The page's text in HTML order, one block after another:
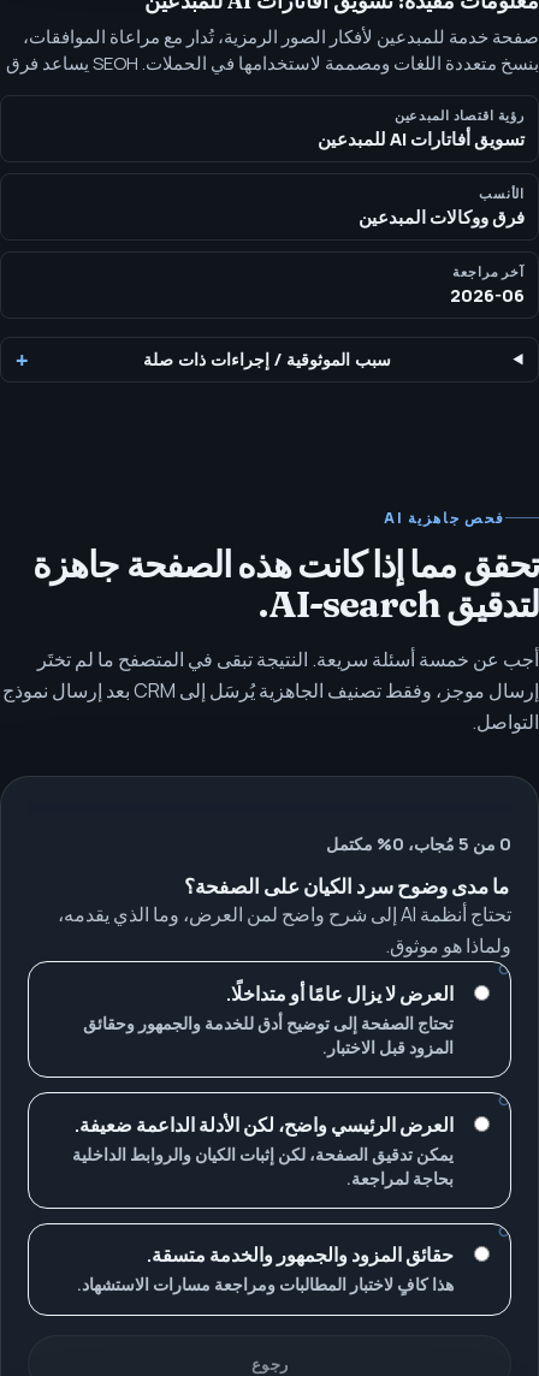
صفحة خدمة للمبدعين لأفكار الصور الرمزية، تُدار مع مراعاة الموافقات،
بنسخ متعددة اللغات ومصممة لاستخدامها في الحملات. SEOH يساعد فرق
المبدعين في تحديد مفاهيم الأفاتار، النصوص، حقوق الاستخدام، وخطط
القناة قبل إنتاج عينات أو توسيع النسخ.
رؤية اقتصاد المبدعين
تسويق أفاتارات AI للمبدعين
الأنسب
فرق ووكالات المبدعين
آخر مراجعة
2026-06
سبب الموثوقية /إجراءات ذات صلة
فحص جاهزية AI
تحقق مما إذا كانت هذه الصفحة جاهزة
لتدقيق AI-search.
أجب عن خمسة أسئلة سريعة. النتيجة تبقى في المتصفح ما لم تختَر
إرسال موجز، وفقط تصنيف الجاهزية يُرسَل إلى CRM بعد إرسال نموذج
التواصل.
0 من 5 مُجاب، 0% مكتمل
ما مدى وضوح سرد الكيان على الصفحة؟
تحتاج أنظمة AI إلى شرح واضح لمن العرض، وما الذي يقدمه،
ولماذا هو موثوق.
العرض لا يزال عامًا أو متداخلًا.
تحتاج الصفحة إلى توضيح أدق للخدمة والجمهور وحقائق
المزود قبل الاختبار.
العرض الرئيسي واضح، لكن الأدلة الداعمة ضعيفة.
يمكن تدقيق الصفحة، لكن إثبات الكيان والروابط الداخلية
بحاجة لمراجعة.
حقائق المزود والجمهور والخدمة متسقة.
هذا كافٍ لاختبار المطالبات ومراجعة مسارات الاستشهاد.
رجوع